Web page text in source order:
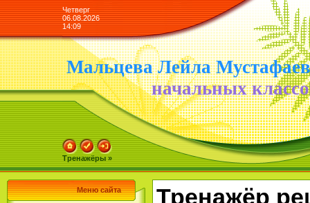
Четверг
06.08.2026
14:09
Мальцева Лейла
начальных
Тренажёры »
Меню сайта
Тренажёр